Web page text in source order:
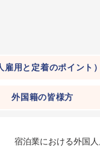
用と定着のポイント）
外国籍の皆様方
宿泊業における外国